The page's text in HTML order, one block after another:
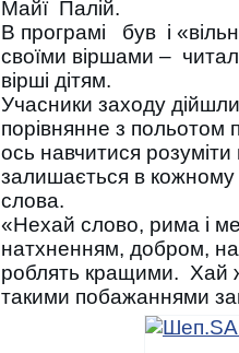
Майї Палій.
В програмі був і
своїми віршами –
вірші дітям.
Учасники заходу
порівнянне з
ось навчитися
залишається в кожному
слова.
«Нехай слово, рима і
натхненням, добром,
роблять кращими. Хай
такими побажаннями